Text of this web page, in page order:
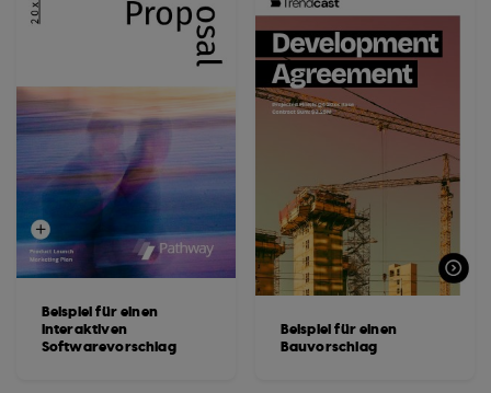
Beispiel für einen
interaktiven
Softwarevorschlag
Beispiel für einen
Bauvorschlag